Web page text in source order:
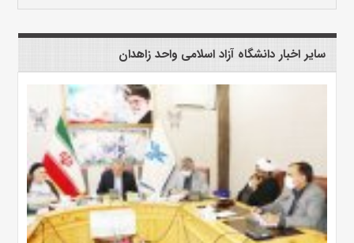
سایر اخبار دانشگاه آزاد اسلامی واحد زاهدان